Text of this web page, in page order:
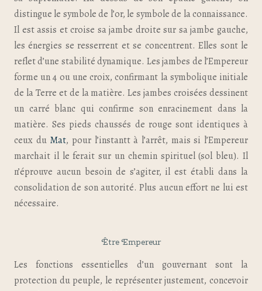
distingue le symbole de l’or, le symbole de la connaissance.
Il est assis et croise sa jambe droite sur sa jambe gauche,
les énergies se resserrent et se concentrent. Elles sont le
reflet d’une stabilité dynamique. Les jambes de l’Empereur
forme un 4 ou une croix, confirmant la symbolique initiale
de la Terre et de la matière. Les jambes croisées dessinent
un carré blanc qui confirme son enracinement dans la
matière. Ses pieds chaussés de rouge sont identiques à
ceux du Mat, pour l’instantt à l’arrêt, mais si l’Empereur
marchait il le ferait sur un chemin spirituel (sol bleu). Il
n’éprouve aucun besoin de s’agiter, il est établi dans la
consolidation de son autorité. Plus aucun effort ne lui est
nécessaire.
Être Empereur
Les fonctions essentielles d’un gouvernant sont la
protection du peuple, le représenter justement, concevoir